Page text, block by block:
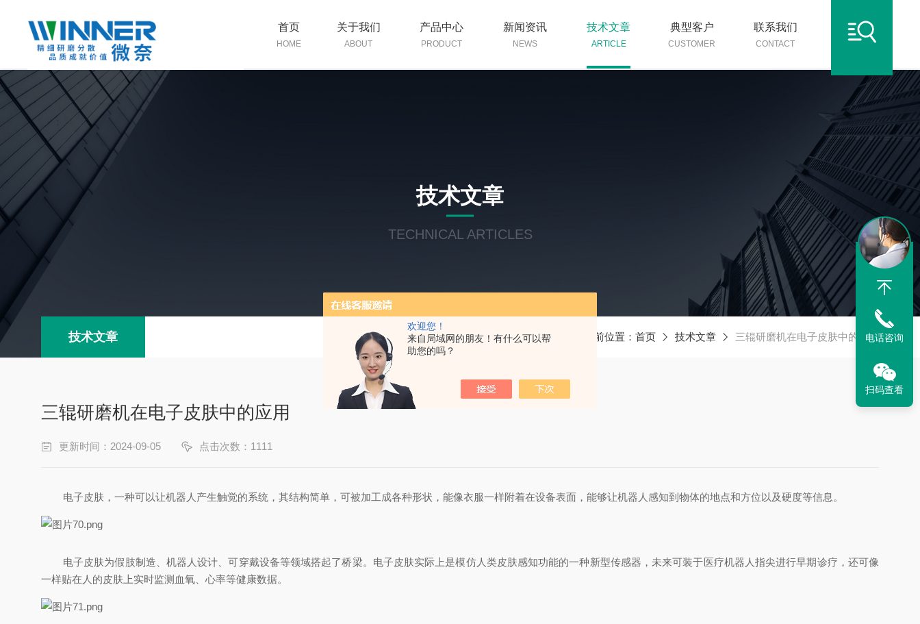
欢迎您！
来自局域网的朋友！有什么可以帮
助您的吗？
首页
HOME
关于我们
ABOUT
产品中心
PRODUCT
新闻资讯
NEWS
技术文章
ARTICLE
典型客户
CUSTOMER
联系我们
CONTACT
技术文章
TECHNICAL ARTICLES
技术文章 当前位置： 首页 技术文章 三辊研磨机在电子皮肤中的应用
三辊研磨机在电子皮肤中的应用
更新时间：2024-09-05 点击次数：1111
电子皮肤，一种可以让机器人产生触觉的系统，其结构简单，可被加工成各种形状，能像衣服一样附着在设备表面，能够让机器人感知到物体的地点和方位以及硬度等信息。
电子皮肤为假肢制造、机器人设计、可穿戴设备等领域搭起了桥梁。电子皮肤实际上是模仿人类皮肤感知功能的一种新型传感器，未来可装于医疗机器人指尖进行早期诊疗，还可像
一样贴在人的皮肤上实时监测血氧、心率等健康数据。
电话咨询
扫码查看